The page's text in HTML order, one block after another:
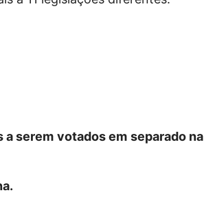
serem votados em separado na